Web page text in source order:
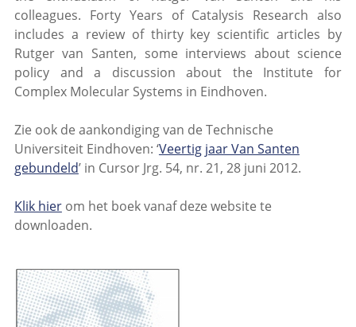
colleagues. Forty Years of Catalysis Research also
includes a review of thirty key scientific articles by
Rutger van Santen, some interviews about science
policy and a discussion about the Institute for
Complex Molecular Systems in Eindhoven.
Zie ook de aankondiging van de Technische
Universiteit Eindhoven: ‘Veertig jaar Van Santen
gebundeld’ in Cursor Jrg. 54, nr. 21, 28 juni 2012.
Klik hierom het boek vanaf deze website te
downloaden.